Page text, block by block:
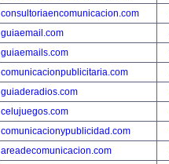
consultoriaencomunicacion.com
guiaemail.com
guiaemails.com
comunicacionpublicitaria.com
guiaderadios.com
celujuegos.com
comunicacionypublicidad.com
areadecomunicacion.com